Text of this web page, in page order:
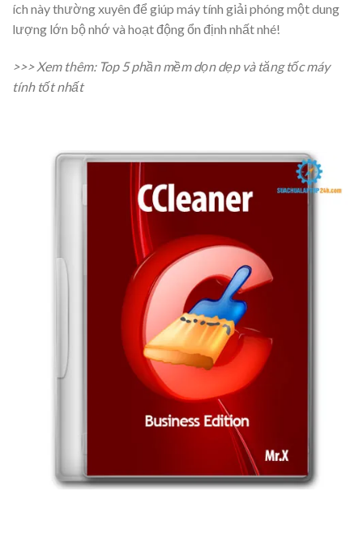
ích này thường xuyên để giúp máy tính giải phóng một dung
lượng lớn bộ nhớ và hoạt động ổn định nhất nhé!
>>> Xem thêm: Top 5 phần mềm dọn dẹp và tăng tốc máy
tính tốt nhất